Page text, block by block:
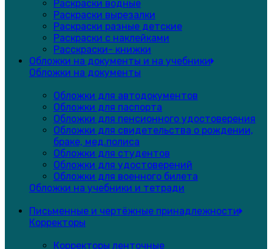
Раскраски водные
Раскраски вырезалки
Раскраски разные детские
Раскраски с наклейками
Расскраски- книжки
Обложки на документы и на учебники
Обложки на документы
Обложки для автодокументов
Обложки для паспорта
Обложки для пенсионного удостоверения
Обложки для свидетельства о рождении,
браке, мед.полиса
Обложки для студентов
Обложки для удостоверений
Обложки для военного билета
Обложки на учебники и тетради
Письменные и чертёжные принадлежности
Корректоры
Корректоры ленточные